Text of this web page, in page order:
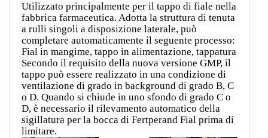
Utilizzato principalmente per il tappo di fiale nella
fabbrica farmaceutica. Adotta la struttura di tenuta
a rulli singoli a disposizione laterale, può
completare automaticamente il seguente processo:
Fial in mangime, tappo in alimentazione, tappatura
Secondo il requisito della nuova versione GMP, il
tappo può essere realizzato in una condizione di
ventilazione di grado in background di grado B, C
o D. Quando si chiude in uno sfondo di grado C o
D, è necessario il rilevamento automatico della
sigillatura per la bocca di Fertperand Fial prima di
limitare.